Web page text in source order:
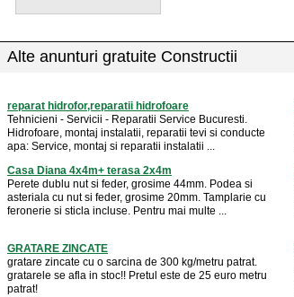
Alte anunturi gratuite Constructii
reparat hidrofor,reparatii hidrofoare
Tehnicieni - Servicii - Reparatii Service Bucuresti.
Hidrofoare, montaj instalatii, reparatii tevi si conducte
apa: Service, montaj si reparatii instalatii ...
Casa Diana 4x4m+ terasa 2x4m
Perete dublu nut si feder, grosime 44mm. Podea si
asteriala cu nut si feder, grosime 20mm. Tamplarie cu
feronerie si sticla incluse. Pentru mai multe ...
GRATARE ZINCATE
gratare zincate cu o sarcina de 300 kg/metru patrat.
gratarele se afla in stoc!! Pretul este de 25 euro metru
patrat!